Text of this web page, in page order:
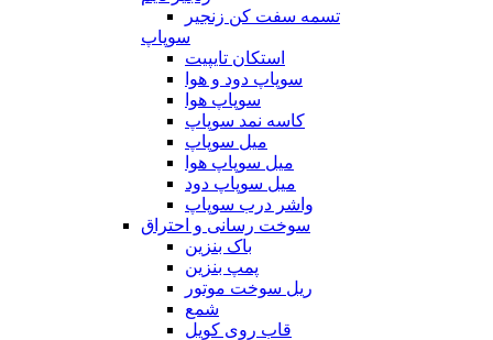
تسمه سفت کن زنجیر
سوپاپ
استکان تایپیت
سوپاپ دود و هوا
سوپاپ هوا
کاسه نمد سوپاپ
میل سوپاپ
میل سوپاپ هوا
میل سوپاپ دود
واشر درب سوپاپ
سوخت رسانی و احتراق
باک بنزین
پمپ بنزین
ریل سوخت موتور
شمع
قاب روی کویل